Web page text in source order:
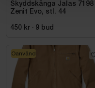
Skyddskänga Jalas 7198
Zenit Evo, stl. 44
450 kr · 9 bud
Oanvänd